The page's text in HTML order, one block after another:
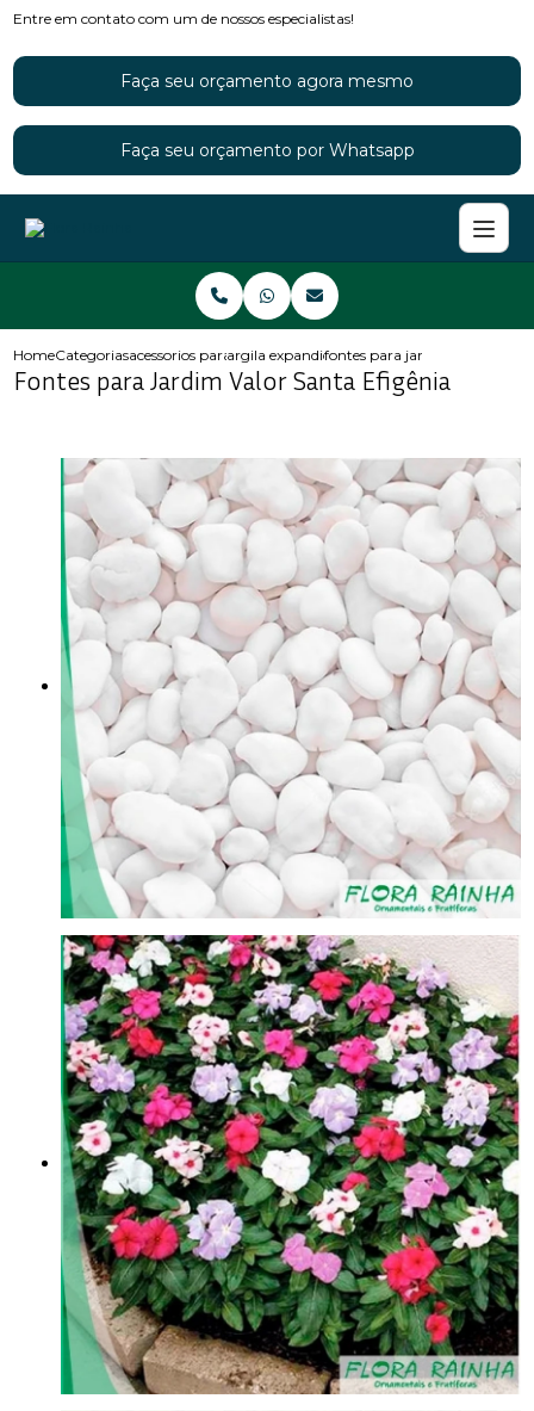
Entre em contato com um de nossos especialistas!
Faça seu orçamento agora mesmo
Faça seu orçamento por Whatsapp
HomeCategoriasacessorios para jardinsargila expandida para jardimfontes para jardim valor santa
Fontes para Jardim Valor Santa Efigênia